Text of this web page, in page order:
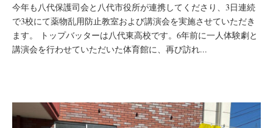
今年も八代保護司会と八代市役所が連携してくださり、3日連続
で3校にて薬物乱用防止教室および講演会を実施させていただき
ます。 トップバッターは八代東高校です。6年前に一人体験劇と
講演会を行わせていただいた体育館に、再び訪れ...